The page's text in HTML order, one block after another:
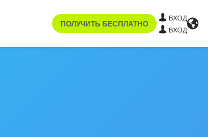
ПОЛУЧИТЬ БЕСПЛАТНО
ВХОД
ВХОД